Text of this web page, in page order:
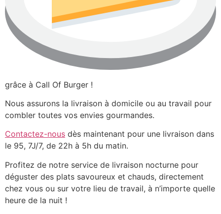
grâce à Call Of Burger !
Nous assurons la livraison à domicile ou au travail pour
combler toutes vos envies gourmandes.
Contactez-nous dès maintenant pour une livraison dans
le 95, 7J/7, de 22h à 5h du matin.
Profitez de notre service de livraison nocturne pour
déguster des plats savoureux et chauds, directement
chez vous ou sur votre lieu de travail, à n’importe quelle
heure de la nuit !